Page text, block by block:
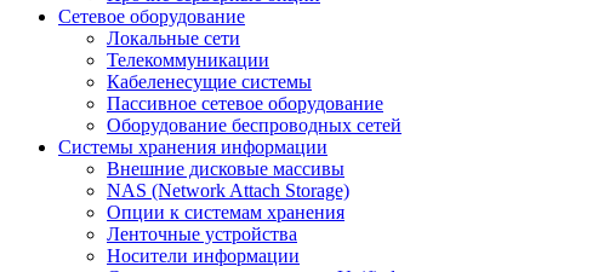
Сетевое оборудование
Локальные сети
Телекоммуникации
Кабеленесущие системы
Пассивное сетевое оборудование
Оборудование беспроводных сетей
Системы хранения информации
Внешние дисковые массивы
NAS (Network Attach Storage)
Опции к системам хранения
Ленточные устройства
Носители информации